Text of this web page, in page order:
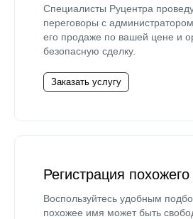
Специалисты Руцентра
переговоры с
его продаже по вашей цене и
безопасную сделку.
Заказать услугу
Регистрация
Воспользуйтесь удобным
похожее имя может быть